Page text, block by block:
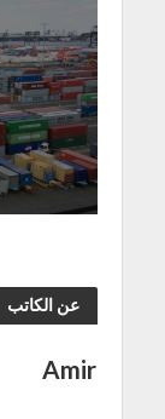
عن الكاتب
Amir